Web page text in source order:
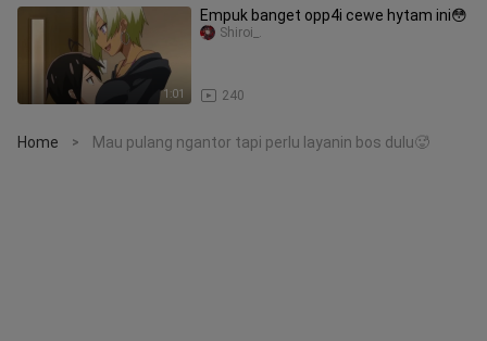
1:01
Empuk banget opp4i cewe hytam ini😳
240
Shiroi_.
Home > Mau pulang ngantor tapi perlu layanin bos dulu🥵